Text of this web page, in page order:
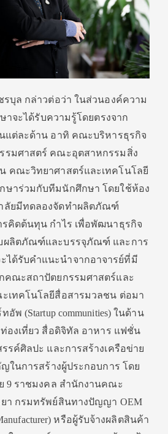
บุล กล่าวต่อว่า ในส่วนองค์ความ
าจะได้รับความรู้โดยตรงจาก
แต่ละด้าน อาทิ คณะบริหารธุรกิจ
รมศาสตร์ คณะอุตสาหกรรมสิ่ง
คณะวิทยาศาสตร์และเทคโนโลยี
ษาร่วมกับทีมนักศึกษา โดยใช้ห้อง
ลัยมีทดลองจัดทำผลิตภัณฑ์
รคิดต้นทุน กำไร เพื่อพัฒนาธุรกิจ
ผลิตภัณฑ์และบรรจุภัณฑ์ และการ
ได้รับคำแนะนำจากอาจารย์ที่มี
คณะสถาปัตยกรรมศาสตร์และ
เทคโนโลยีสื่อสารมวลชน ต่อมา
พ (Startup communities) ในด้าน
องเที่ยว สื่อดิจิทัล อาหาร แฟชั่น
รค์ศิลปะ และการสร้างเครือข่าย
ญในการสร้างผู้ประกอบการ โดย
9 ราชมงคล สำนักงานคณะ
า กรมทรัพย์สินทางปัญญา OEM
หรือผู้รับจ้างผลิตสินค้า